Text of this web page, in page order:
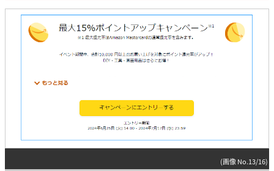
(画像 No.13/16)